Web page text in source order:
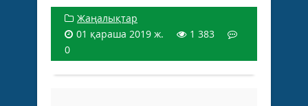
Жаңалықтар
01 қараша 2019 ж.
1 383
0